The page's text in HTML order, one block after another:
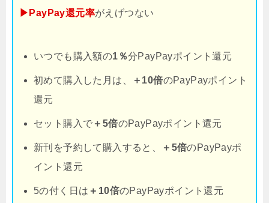
▶PayPay還元率がえげつない
いつでも購入額の1％分PayPayポイント還元
初めて購入した月は、 ＋10倍のPayPayポイント
還元
セット購入で ＋5倍のPayPayポイント還元
新刊を予約して購入すると、 ＋5倍のPayPayポ
イント還元
5の付く日は ＋10倍のPayPayポイント還元